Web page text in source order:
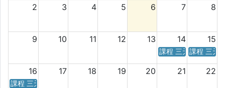
2 3 4 5 6 7 8
9 10 11 12 13 14 15
課程 三天／六天 時
課程 三天
16 17 18 19 20 21 22
課程 三天／六天 時間表